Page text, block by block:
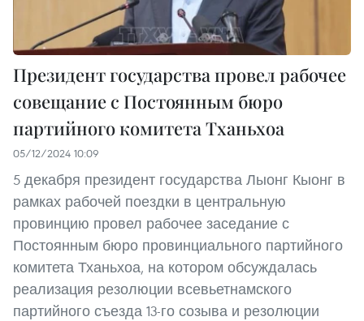
Президент государства провел рабочее
совещание с Постоянным бюро
партийного комитета Тханьхоа
05/12/2024 10:09
5 декабря президент государства Лыонг Кыонг в
рамках рабочей поездки в центральную
провинцию провел рабочее заседание с
Постоянным бюро провинциального партийного
комитета Тханьхоа, на котором обсуждалась
реализация резолюции всевьетнамского
партийного съезда 13-го созыва и резолюции